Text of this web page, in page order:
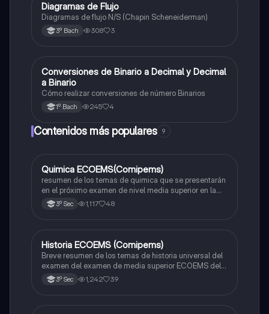
Informática
Diagramas de Flujo
Diagramas de flujo N/S (Chapin Scheneiderman)
3º Bach 308 3
Informática
Conversiones de Binario a Decimal y Decimal
a Binario
Cómo realizar conversiones de número Binarios
1º Bach 245 4
Contenidos más populares 9
Química
Quimica ECOEMS(Comipems)
resumen de los temas de quimica que se presentarán
en el próximo examen de nivel media superior en la
zona metropolitana de el valle de México
3º Sec 1,117 48
Historia
Historia ECOEMS (Comipems)
Breve resumen de los temas de historia universal del
examen del examen de media superior ECOEMS del
valle de México
3º Sec 1,242 39